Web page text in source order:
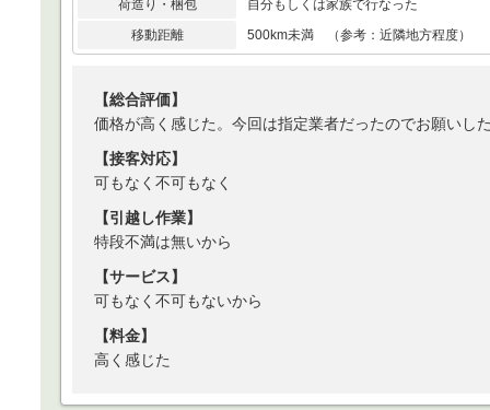
荷造り・梱包
自分もしくは家族で行なった
移動距離
500km未満 （参考：近隣地方程度）
【総合評価】
価格が高く感じた。今回は指定業者だったのでお願いし
【接客対応】
可もなく不可もなく
【引越し作業】
特段不満は無いから
【サービス】
可もなく不可もないから
【料金】
高く感じた